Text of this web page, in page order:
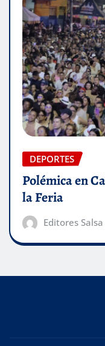
DEPORTES
Polémica en
la Feria
Editores